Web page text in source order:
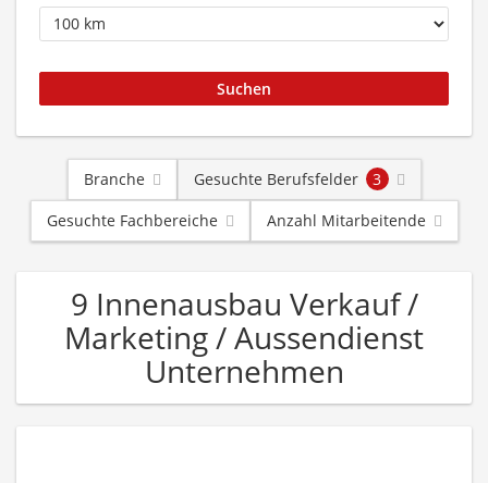
Branche Gesuchte Berufsfelder
3
Gesuchte Fachbereiche
Anzahl Mitarbeitende
9 Innenausbau Verkauf /
Marketing / Aussendienst
Unternehmen